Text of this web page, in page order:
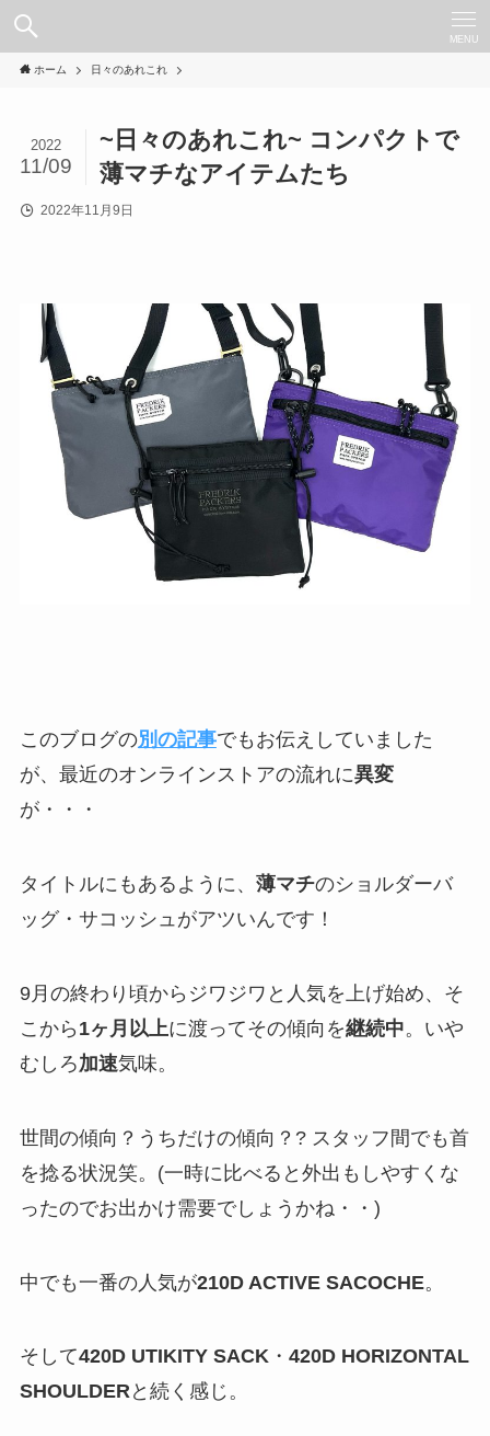
MENU
ホーム 日々のあれこれ
~日々のあれこれ~ コンパクトで
薄マチなアイテムたち
2022
11/09
2022年11月9日
このブログの別の記事でもお伝えしていました
が、最近のオンラインストアの流れに異変
が・・・
タイトルにもあるように、 薄マチのショルダーバ
ッグ・サコッシュがアツいんです！
9月の終わり頃からジワジワと人気を上げ始め、そ
こから 1ヶ月以上に渡ってその傾向を継続中。いや
むしろ加速気味。
世間の傾向？うちだけの傾向？? スタッフ間でも首
を捻る状況笑。(一時に比べると外出もしやすくな
ったのでお出かけ需要でしょうかね・・)
中でも一番の人気が210D ACTIVE SACOCHE。
そして420D UTIKITY SACK・ 420D HORIZONTAL
SHOULDERと続く感じ。